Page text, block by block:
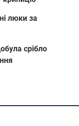
люки за
срібло